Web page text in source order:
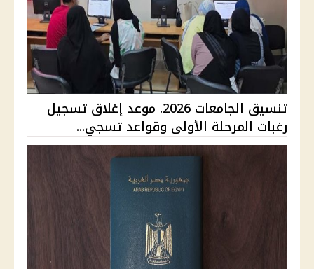
تنسيق الجامعات 2026. موعد إغلاق تسجيل
رغبات المرحلة الأولى وقواعد تسجي...